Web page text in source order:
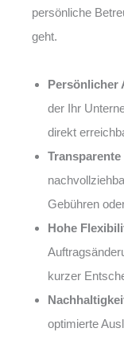
persönliche
geht.
Persönlicher
der Ihr
direkt
Gebühren
Hohe
kurzer
optimierte